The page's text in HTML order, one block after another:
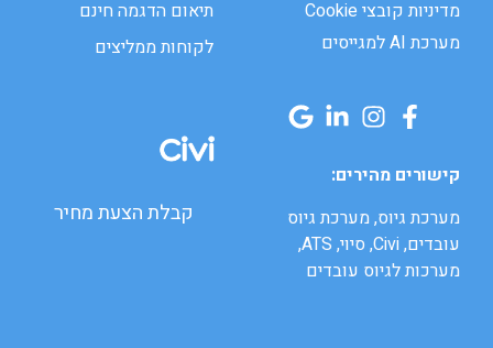
מדיניות קובצי Cookie
מערכת AI למגייסים
תיאום הדגמה חינם
לקוחות ממליצים
קישורים מהירים:
מערכת גיוס, מערכת גיוס
עובדים, Civi, סיוי, ATS,
מערכות לגיוס עובדים
קבלת הצעת מחיר